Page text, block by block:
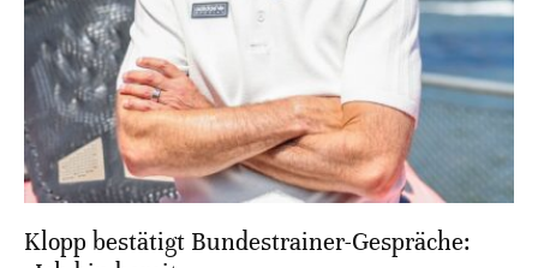
Klopp bestätigt Bundestrainer-Gespräche: